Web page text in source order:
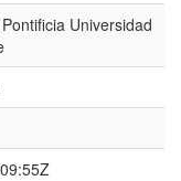
Universidad